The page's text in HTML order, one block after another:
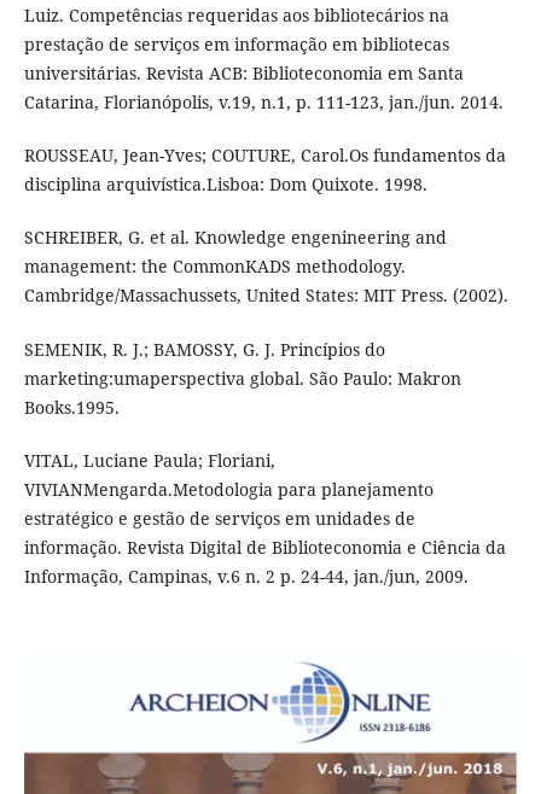
Luiz. Competências requeridas aos bibliotecários na
prestação de serviços em informação em bibliotecas
universitárias. Revista ACB: Biblioteconomia em Santa
Catarina, Florianópolis, v.19, n.1, p. 111-123, jan./jun. 2014.
ROUSSEAU, Jean-Yves; COUTURE, Carol.Os fundamentos da
disciplina arquivística.Lisboa: Dom Quixote. 1998.
SCHREIBER, G. et al. Knowledge engenineering and
management: the CommonKADS methodology.
Cambridge/Massachussets, United States: MIT Press. (2002).
SEMENIK, R. J.; BAMOSSY, G. J. Princípios do
marketing:umaperspectiva global. São Paulo: Makron
Books.1995.
VITAL, Luciane Paula; Floriani,
VIVIANMengarda.Metodologia para planejamento
estratégico e gestão de serviços em unidades de
informação. Revista Digital de Biblioteconomia e Ciência da
Informação, Campinas, v.6 n. 2 p. 24-44, jan./jun, 2009.